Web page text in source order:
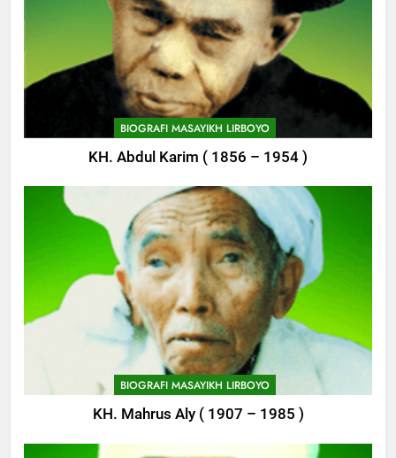
BIOGRAFI MASAYIKH LIRBOYO
KH. Abdul Karim ( 1856 – 1954 )
BIOGRAFI MASAYIKH LIRBOYO
KH. Mahrus Aly ( 1907 – 1985 )
Himasal Semen Sumbang
Pembangunan Kantor Himasal
POJOK LIRBOYO
748
Delegasi MQK Kota Kediri
Menuju Probolinggo
POJOK LIRBOYO
Haflah Akhirussanah, Lirboyo
Gelar Pameran
POJOK LIRBOYO
750